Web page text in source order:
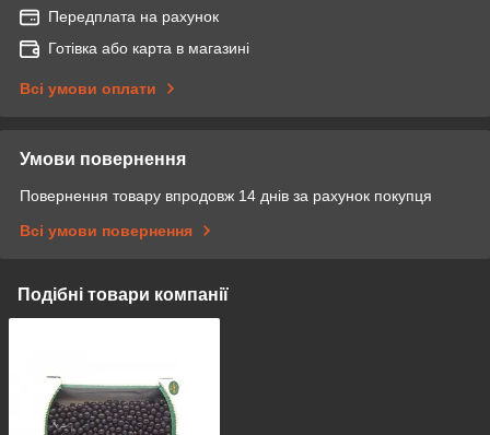
Передплата на рахунок
Готівка або карта в магазині
Всі умови оплати
Умови повернення
Повернення товару впродовж 14 днів за рахунок покупця
Всі умови повернення
Подібні товари компанії